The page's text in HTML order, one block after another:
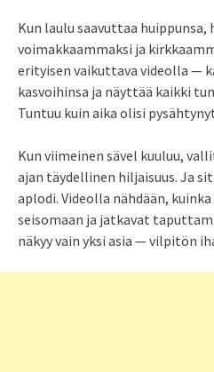
Kun laulu saavuttaa huippunsa,
voimakkaammaksi ja
erityisen vaikuttava videolla —
kasvoihinsa ja näyttää kaikki
Tuntuu kuin aika olisi
Kun viimeinen sävel kuuluu,
ajan täydellinen hiljaisuus. Ja
aplodi. Videolla nähdään,
seisomaan ja jatkavat
näkyy vain yksi asia — vilpitön